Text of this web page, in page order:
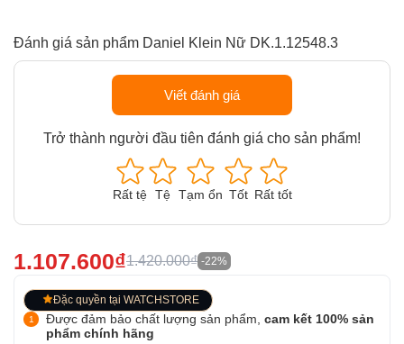
Đánh giá sản phẩm Daniel Klein Nữ DK.1.12548.3
Viết đánh giá
Trở thành người đầu tiên đánh giá cho sản phẩm!
Rất tệ Tệ Tạm ổn Tốt Rất tốt
1.107.600₫1.420.000₫ -22%
Đặc quyền tại WATCHSTORE
Được đảm bảo chất lượng sản phẩm, cam kết 100% sản
phẩm chính hãng